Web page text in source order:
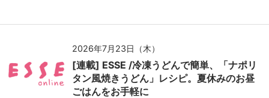
2026年7月23日（木）
[連載] ESSE /冷凍うどんで簡単、「ナポリ
タン風焼きうどん」レシピ。夏休みのお昼
ごはんをお手軽に